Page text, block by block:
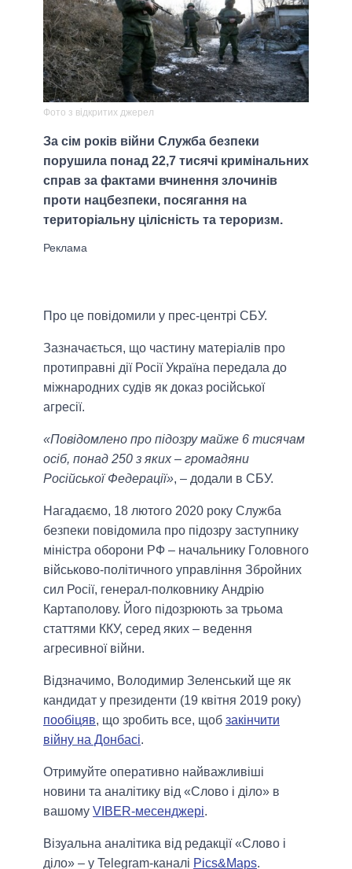
Фото з відкритих джерел
За сім років війни Служба безпеки
порушила понад 22,7 тисячі кримінальних
справ за фактами вчинення злочинів
проти нацбезпеки, посягання на
територіальну цілісність та тероризм.
Про це повідомили у прес-центрі СБУ.
Зазначається, що частину матеріалів про
протиправні дії Росії Україна передала до
міжнародних судів як доказ російської
агресії.
«Повідомлено про підозру майже 6 тисячам
осіб, понад 250 з яких – громадяни
Російської Федерації», – додали в СБУ.
Нагадаємо, 18 лютого 2020 року Служба
безпеки повідомила про підозру заступнику
міністра оборони РФ – начальнику Головного
військово-політичного управління Збройних
сил Росії, генерал-полковнику Андрію
Картаполову. Його підозрюють за трьома
статтями ККУ, серед яких – ведення
агресивної війни.
Відзначимо, Володимир Зеленський ще як
кандидат у президенти (19 квітня 2019 року)
пообіцяв, що зробить все, щоб закінчити
війну на Донбасі.
Отримуйте оперативно найважливіші
новини та аналітику від «Слово і діло» в
вашому VIBER-месенджері.
Візуальна аналітика від редакції «Слово і
діло» – у Telegram-каналі Pics&Maps.